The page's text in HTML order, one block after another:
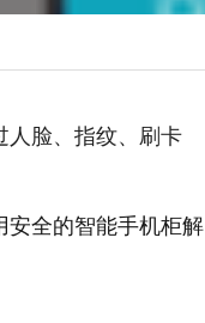
人脸、指纹、刷卡
安全的智能手机柜解